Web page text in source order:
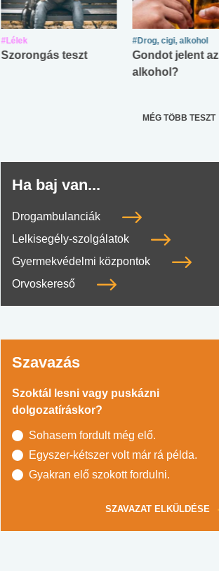
#Lélek
Szorongás teszt
#Drog, cigi, alkohol
Gondot jelent az
alkohol?
MÉG TÖBB TESZT
Ha baj van...
Drogambulanciák
Lelkisegély-szolgálatok
Gyermekvédelmi központok
Orvoskereső
Szavazás
Szoktál lesni vagy puskázni
dolgozatíráskor?
Sohasem fordult még elő.
Egyszer-kétszer volt már rá példa.
Gyakran elő szokott fordulni.
SZAVAZAT ELKÜLDÉSE